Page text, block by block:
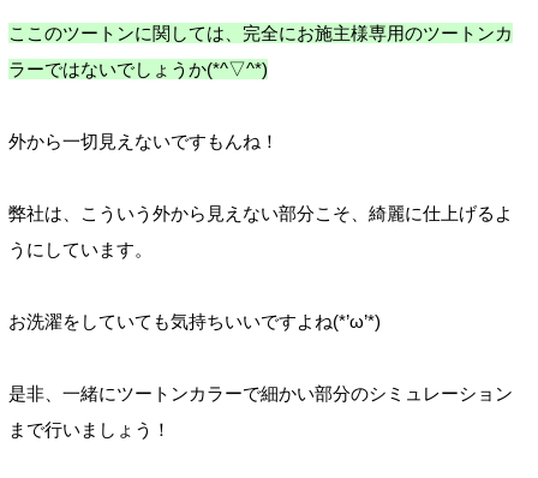
ここのツートンに関しては、完全にお施主様専用のツートンカ
ラーではないでしょうか(*^▽^*)
外から一切見えないですもんね！
弊社は、こういう外から見えない部分こそ、綺麗に仕上げるよ
うにしています。
お洗濯をしていても気持ちいいですよね(*’ω’*)
是非、一緒にツートンカラーで細かい部分のシミュレーション
まで行いましょう！